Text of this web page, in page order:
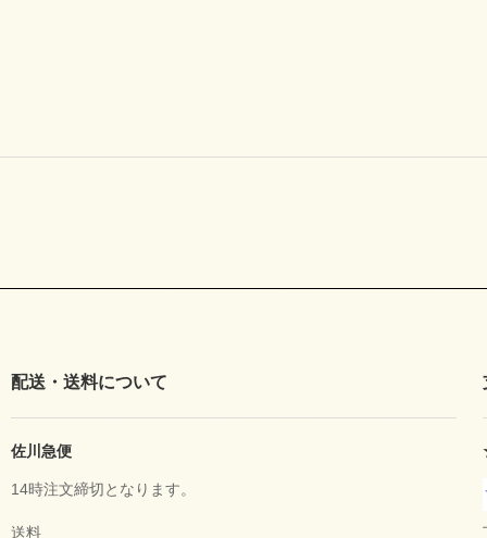
配送・送料について
佐川急便
14時注文締切となります。
送料